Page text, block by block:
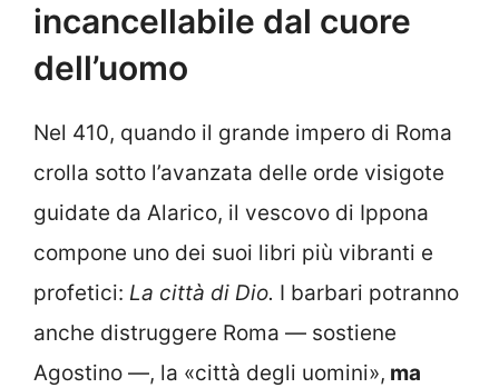
incancellabile dal cuore
dell’uomo
Nel 410, quando il grande impero di Roma
crolla sotto l’avanzata delle orde visigote
guidate da Alarico, il vescovo di Ippona
compone uno dei suoi libri più vibranti e
profetici: La città di Dio. I barbari potranno
anche distruggere Roma — sostiene
Agostino —, la «città degli uomini», ma